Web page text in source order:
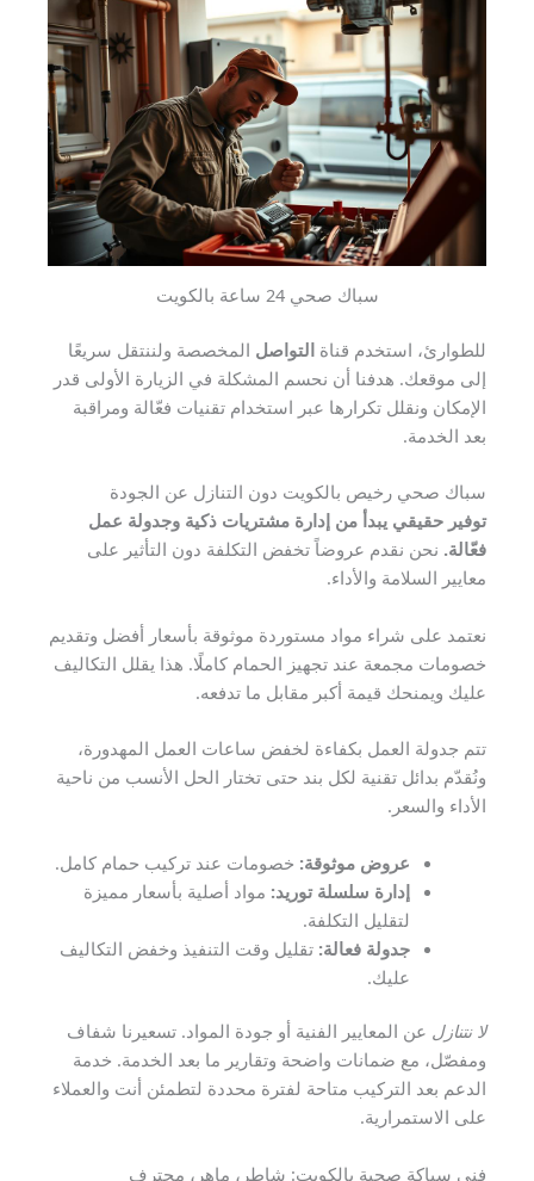
سباك صحي 24 ساعة بالكويت
للطوارئ، استخدم قناة التواصل المخصصة ولننتقل سريعًا
إلى موقعك. هدفنا أن نحسم المشكلة في الزيارة الأولى قدر
الإمكان ونقلل تكرارها عبر استخدام تقنيات فعّالة ومراقبة
بعد الخدمة.
سباك صحي رخيص بالكويت دون التنازل عن الجودة
توفير حقيقي يبدأ من إدارة مشتريات ذكية وجدولة عمل
فعّالة. نحن نقدم عروضاً تخفض التكلفة دون التأثير على
معايير السلامة والأداء.
نعتمد على شراء مواد مستوردة موثوقة بأسعار أفضل وتقديم
خصومات مجمعة عند تجهيز الحمام كاملًا. هذا يقلل التكاليف
عليك ويمنحك قيمة أكبر مقابل ما تدفعه.
تتم جدولة العمل بكفاءة لخفض ساعات العمل المهدورة،
ونُقدّم بدائل تقنية لكل بند حتى تختار الحل الأنسب من ناحية
الأداء والسعر.
عروض موثوقة: خصومات عند تركيب حمام كامل.
إدارة سلسلة توريد: مواد أصلية بأسعار مميزة
لتقليل التكلفة.
جدولة فعالة: تقليل وقت التنفيذ وخفض التكاليف
عليك.
لا نتنازل عن المعايير الفنية أو جودة المواد. تسعيرنا شفاف
ومفصّل، مع ضمانات واضحة وتقارير ما بعد الخدمة. خدمة
الدعم بعد التركيب متاحة لفترة محددة لتطمئن أنت والعملاء
على الاستمرارية.
فني سباكة صحية بالكويت: شاطر، ماهر، محترف